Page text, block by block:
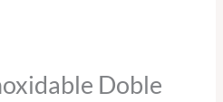
Doble